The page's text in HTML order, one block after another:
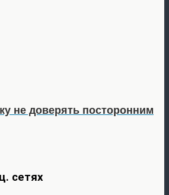
не доверять посторонним
сетях